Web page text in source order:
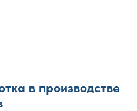
в производстве